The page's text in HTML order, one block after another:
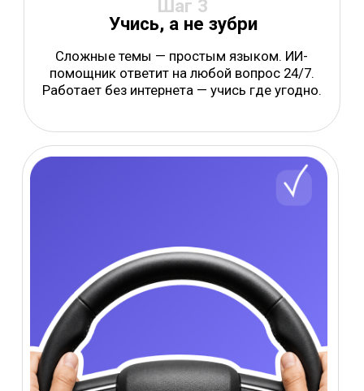
Бесплатный ИИ-помощник
Полный
курс ПДД
Не успеваешь учить всё сразу?
Разбирай по одной теме за раз:
15–20 минут — и тема закрыта
Промокод за
регистрацию